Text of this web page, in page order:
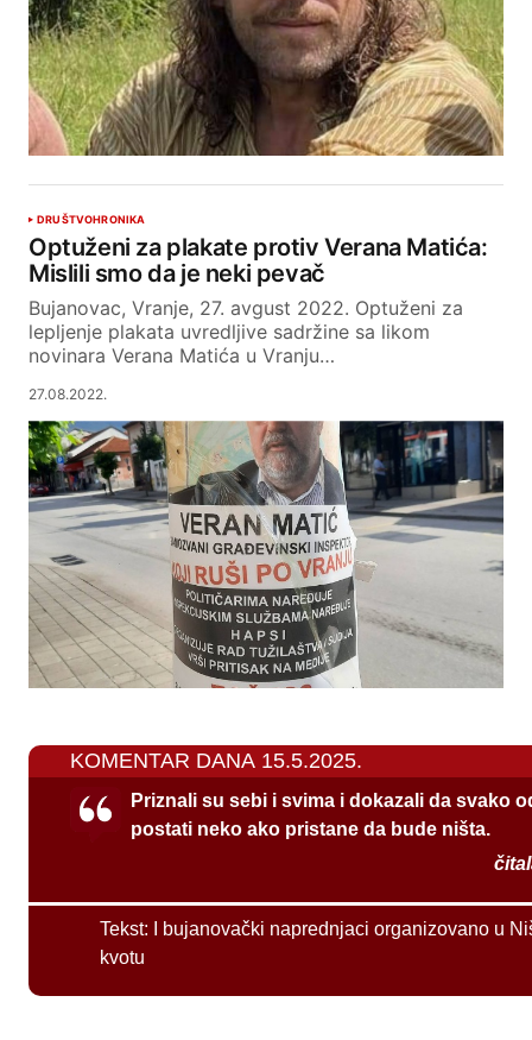
DRUŠTVOHRONIKA
Optuženi za plakate protiv Verana Matića:
Mislili smo da je neki pevač
Bujanovac, Vranje, 27. avgust 2022. Optuženi za
lepljenje plakata uvredljive sadržine sa likom
novinara Verana Matića u Vranju…
27.08.2022.
KOMENTAR DANA 15.5.2025.
Priznali su sebi i svima i dokazali da svako
postati neko ako pristane da bude ništa.
Tekst:
I bujanovački naprednjaci organizovano u
kvotu